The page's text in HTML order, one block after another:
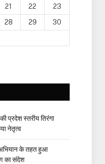
21 22
23
28 29
30
प्रदेश स्तरीय तिरंगा
नेतृत्व
के तहत हुआ
का संदेश